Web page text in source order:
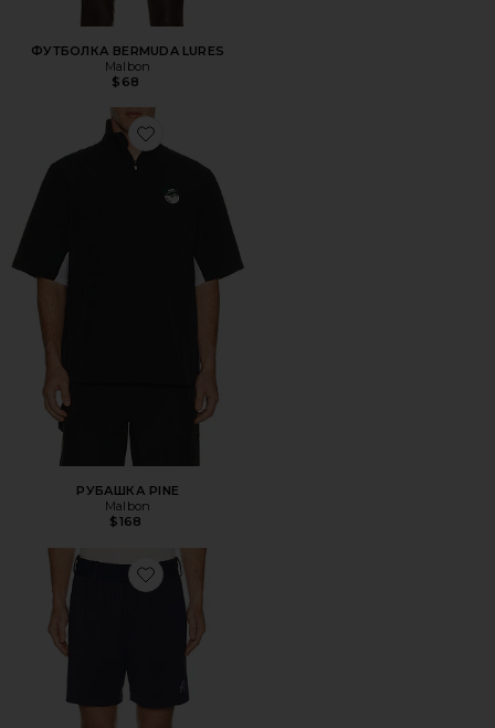
ФУТБОЛКА BERMUDA LURES
Malbon
$68
Favorite РУБАШКА PINE
РУБАШКА PINE
Malbon
$168
Favorite ШОРТЫ SCOOTER